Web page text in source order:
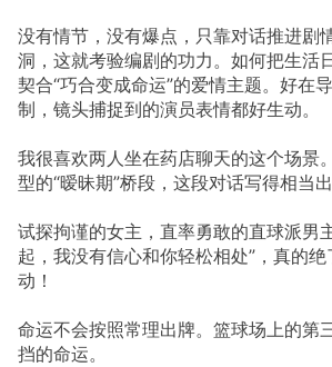
没有情节，没有爆点，只靠对话推进剧
洞，这就考验编剧的功力。如何把生活
契合“巧合变成命运”的爱情主题。好在
制，镜头捕捉到的演员表情都好生动。
我很喜欢两人坐在药店聊天的这个场景
型的“暧昧期”桥段，这段对话写得相当出
试探拘谨的女主，直率勇敢的直球派男
起，我没有信心和你轻松相处”，真的
动！
命运不会按照常理出牌。篮球场上的第
挡的命运。